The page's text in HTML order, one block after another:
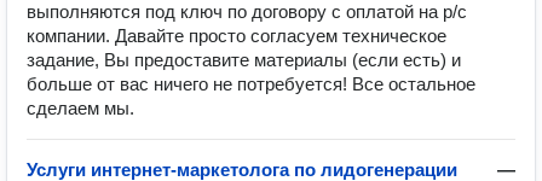
выполняются под ключ по договору с оплатой на р/с
компании. Давайте просто согласуем техническое
задание, Вы предоставите материалы (если есть) и
больше от вас ничего не потребуется! Все остальное
сделаем мы.
Услуги интернет-маркетолога по лидогенерации —